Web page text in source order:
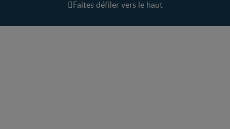
Faites défiler vers le haut